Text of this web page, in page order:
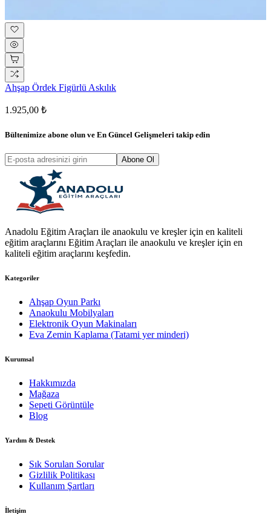
Ahşap Ördek Figürlü Askılık
1.925,00 ₺
Bültenimize abone olun ve En Güncel Gelişmeleri takip edin
Abone Ol
Anadolu Eğitim Araçları ile anaokulu ve kreşler için en kaliteli
eğitim araçlarını Eğitim Araçları ile anaokulu ve kreşler için en
kaliteli eğitim araçlarını keşfedin.
Kategoriler
Ahşap Oyun Parkı
Anaokulu Mobilyaları
Elektronik Oyun Makinaları
Eva Zemin Kaplama (Tatami yer minderi)
Kurumsal
Hakkımızda
Mağaza
Sepeti Görüntüle
Blog
Yardım & Destek
Sık Sorulan Sorular
Gizlilik Politikası
Kullanım Şartları
İletişim